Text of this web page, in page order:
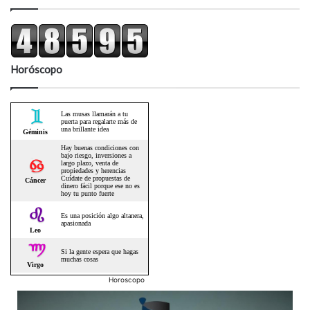
Horóscopo
Horoscopo